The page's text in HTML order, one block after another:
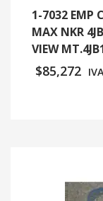
1-7032 EMP
MAX NKR
VIEW
$85,272